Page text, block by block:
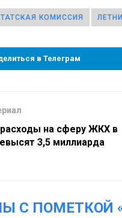
КОМИССИЯ
в Телеграм
на сферу ЖКХ в
3,5 миллиарда
С ПОМЕТКОЙ